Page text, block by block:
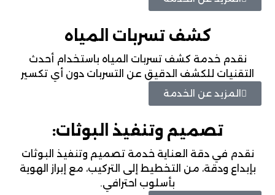
كشف تسربات المياه
نقدم خدمة كشف تسربات المياه باستخدام أحدث
التقنيات للكشف الدقيق عن التسربات دون أي تكسير
المزيد عن الخدمة
تصميم وتنفيذ البوثات:
نقدم في دقة العناية خدمة تصميم وتنفيذ البوثات
بإبداع ودقة، من التخطيط إلى التركيب، مع إبراز الهوية
بأسلوب احترافي.